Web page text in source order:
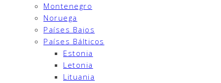
Montenegro
Noruega
Países Bajos
Países Bálticos
Estonia
Letonia
Lituania